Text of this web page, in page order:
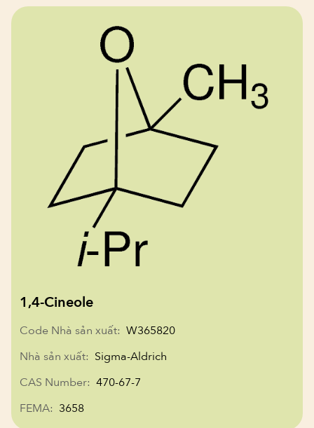
1,4-Cineole
Code Nhà sản xuất: W365820
Nhà sản xuất: Sigma-Aldrich
CAS Number: 470-67-7
FEMA: 3658